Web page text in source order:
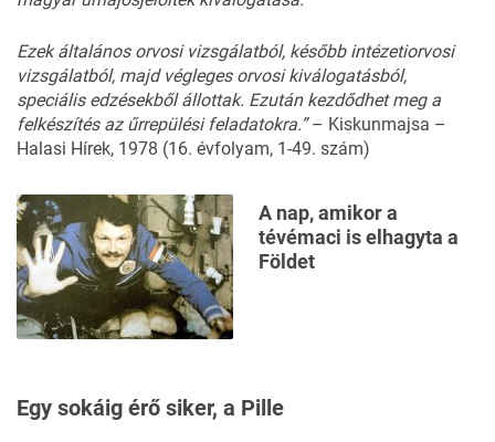
Ezek általános orvosi vizsgálatból, később intézetiorvosi
vizsgálatból, majd végleges orvosi kiválogatásból,
speciális edzésekből állottak. Ezután kezdődhet meg a
felkészítés az űrrepülési feladatokra.”– Kiskunmajsa –
Halasi Hírek, 1978 (16. évfolyam, 1-49. szám)
A nap, amikor a
tévémaci is elhagyta a
Földet
Egy sokáig érő siker, a Pille